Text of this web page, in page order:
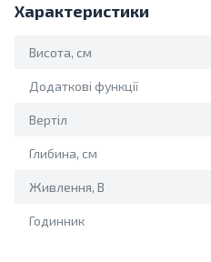
Характеристики
Висота, см
Додаткові функції
Вертіл
Глибина, см
Живлення, В
Годинник